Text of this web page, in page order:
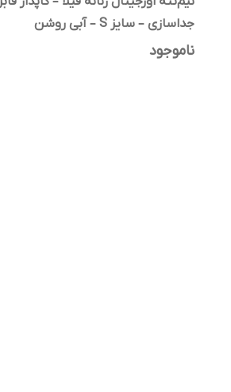
جداسازی – سایز S – آبی روشن
ناموجود